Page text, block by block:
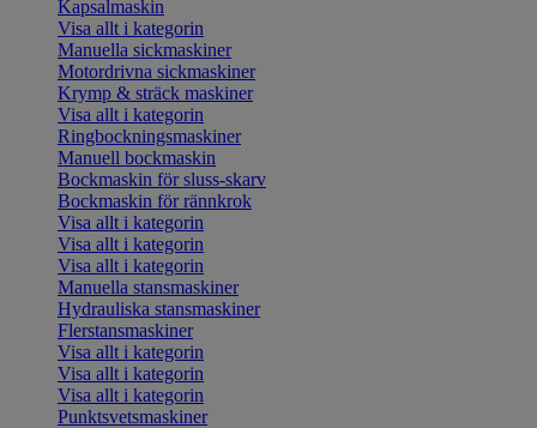
Kapsalmaskin
Visa allt i kategorin
Manuella sickmaskiner
Motordrivna sickmaskiner
Krymp & sträck maskiner
Visa allt i kategorin
Ringbockningsmaskiner
Manuell bockmaskin
Bockmaskin för sluss-skarv
Bockmaskin för rännkrok
Visa allt i kategorin
Visa allt i kategorin
Visa allt i kategorin
Manuella stansmaskiner
Hydrauliska stansmaskiner
Flerstansmaskiner
Visa allt i kategorin
Visa allt i kategorin
Visa allt i kategorin
Punktsvetsmaskiner